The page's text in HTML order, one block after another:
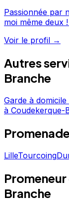
Passionnée par
moi même deux ! Plus qu'un complément de revenu,
les mettre aux
disponible 24h/
jusqu’à votre
Voir le profil →
Autres
Branche
Garde à domicile
à Coudekerque-
Promenade
LilleTourcoing
Branche